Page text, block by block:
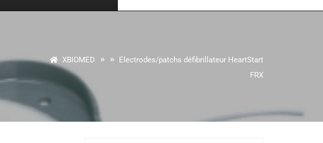
XBIOMED » » Electrodes/patchs défibrillateur HeartStart
FRX